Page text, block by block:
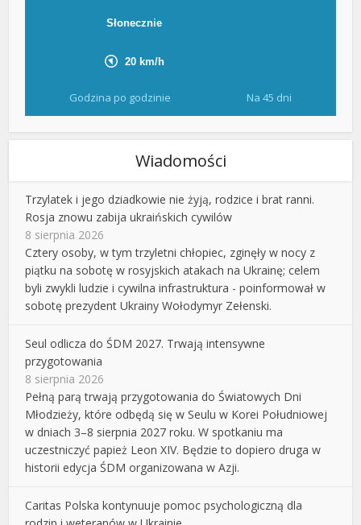
Godzina po godzinie Na 45 dni
Wiadomości
Trzylatek i jego dziadkowie nie żyją, rodzice i brat ranni.
Rosja znowu zabija ukraińskich cywilów
8 sierpnia 2026
Cztery osoby, w tym trzyletni chłopiec, zginęły w nocy z
piątku na sobotę w rosyjskich atakach na Ukrainę; celem
byli zwykli ludzie i cywilna infrastruktura - poinformował w
sobotę prezydent Ukrainy Wołodymyr Zełenski.
Seul odlicza do ŚDM 2027. Trwają intensywne
przygotowania
8 sierpnia 2026
Pełną parą trwają przygotowania do Światowych Dni
Młodzieży, które odbędą się w Seulu w Korei Południowej
w dniach 3–8 sierpnia 2027 roku. W spotkaniu ma
uczestniczyć papież Leon XIV. Będzie to dopiero druga w
historii edycja ŚDM organizowana w Azji.
Caritas Polska kontynuuje pomoc psychologiczną dla